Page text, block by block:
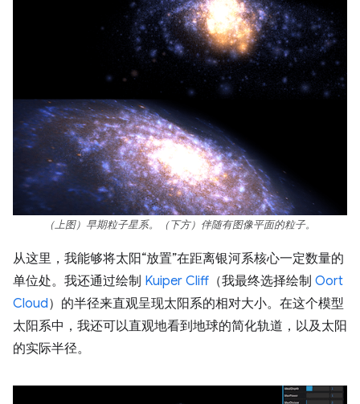
（上图）早期粒子星系。（下方）伴随有图像平面的粒子。
从这里，我能够将太阳“放置”在距离银河系核心一定数量的
单位处。我还通过绘制 Kuiper Cliff （我最终选择绘制 Oort
Cloud）的半径来直观呈现太阳系的相对大小。在这个模型
太阳系中，我还可以直观地看到地球的简化轨道，以及太阳
的实际半径。